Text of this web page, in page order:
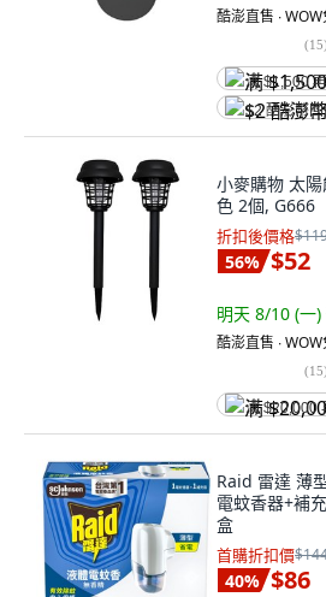
酷澎直售 ∙
(15)
满 $1,500
$2 酷澎幣
小麥購物 太
色 2個, G666
折扣後價格
56% $52
明天 8/10 (一)
酷澎直售 ∙
(15)
满 $20,000
Raid 雷達 薄
電蚊香器+補
盒
首購折扣價
40% $86